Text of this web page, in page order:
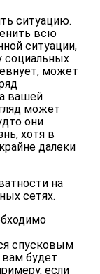
ситуацию.
всю
ситуации,
социальных
может
вашей
может
они
хотя в
далеки
на
сетях.
спусковым
будет
если